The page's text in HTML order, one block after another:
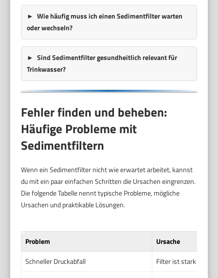
Wie häufig muss ich einen Sedimentfilter warten
oder wechseln?
Sind Sedimentfilter gesundheitlich relevant für
Trinkwasser?
Fehler finden und beheben:
Häufige Probleme mit
Sedimentfiltern
Wenn ein Sedimentfilter nicht wie erwartet arbeitet, kannst
du mit ein paar einfachen Schritten die Ursachen eingrenzen.
Die folgende Tabelle nennt typische Probleme, mögliche
Ursachen und praktikable Lösungen.
Problem
Ursache
Schneller Druckabfall
Filter ist stark